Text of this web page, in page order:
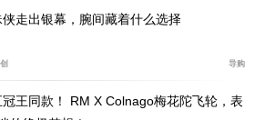
以看到内部的机芯。这枚表搭载
侠走出银幕，腕间藏着什么选择
导购
王同款！ RM X Colnago梅花陀飞轮，表